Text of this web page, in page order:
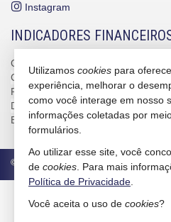
Instagram
INDICADORES
CUB /
CUB /SCvariação
0,95%
Poupança
0,6738%
Dólar Comercial
R$ 5,10
Euro
R$ 5,88
© 2026 CRECI/SC 4586-J Política
Utilizamos cookies para
experiência, melhorar o
como você interage em nosso
informações coletadas por
formulários.
Ao utilizar esse site, você
de cookies . Para mais
Política de Privacidade
Você aceita o uso de cookies?